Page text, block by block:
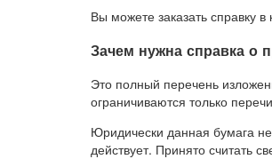
Вы можете заказать справку
Зачем нужна справка о
Это полный перечень
ограничиваются только
Юридически данная бумага не
действует. Принято считать